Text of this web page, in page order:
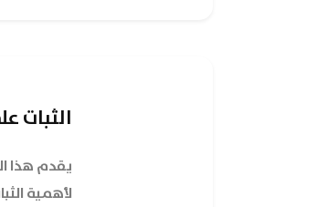
الثبات
يقدم هذا
لأهمية